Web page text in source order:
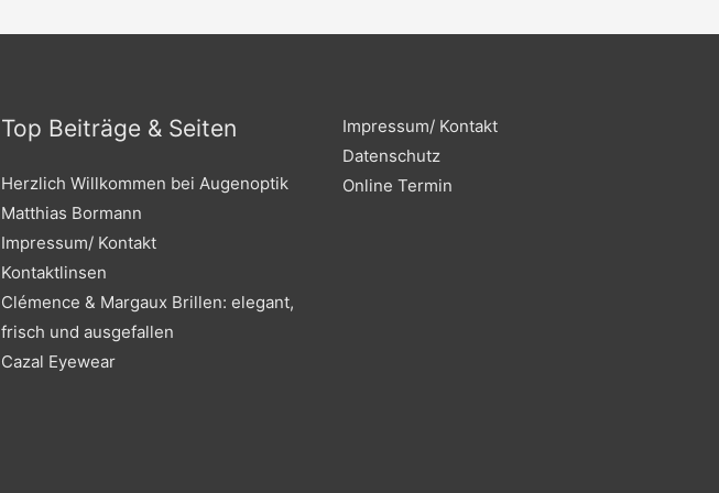
o r
Top Beiträge & Seiten
Herzlich Willkommen bei Augenoptik
Matthias Bormann
Impressum/ Kontakt
Kontaktlinsen
Clémence & Margaux Brillen: elegant,
frisch und ausgefallen
Cazal Eyewear
Impressum/ Kontakt
Datenschutz
Online Termin